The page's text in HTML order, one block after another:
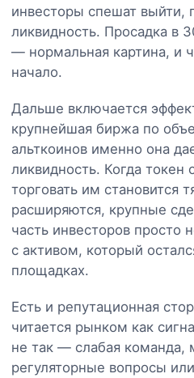
инвесторы спешат выйти,
ликвидность. Просадка в
— нормальная картина, и
начало.
Дальше включается
крупнейшая биржа по
альткоинов именно она
ликвидность. Когда токен
торговать им становится
расширяются, крупные
часть инвесторов просто
с активом, который
площадках.
Есть и репутационная
читается рынком как
не так — слабая команда,
регуляторные вопросы